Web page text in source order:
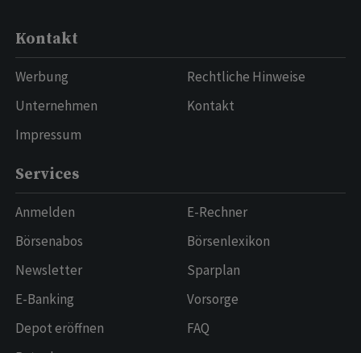
Kontakt
Werbung
Unternehmen
Impressum
Rechtliche Hinweise
Kontakt
Services
Anmelden
Börsenabos
Newsletter
E-Banking
Depot eröffnen
E-Rechner
Börsenlexikon
Sparplan
Vorsorge
FAQ